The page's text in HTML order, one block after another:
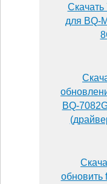
для BQ-
BQ-
обновить